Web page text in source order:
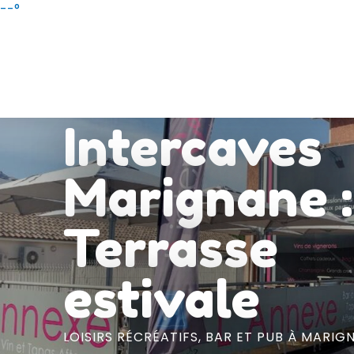
Aller
--°
Intercaves
Marignane :
Terrasse
estivale
LOISIRS RÉCRÉATIFS, BAR ET PUB À